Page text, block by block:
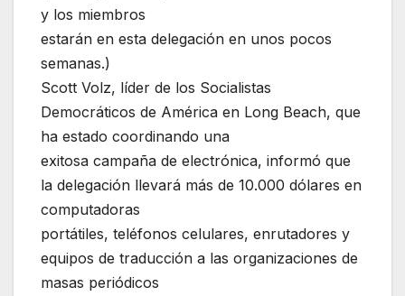
y los miembros
estarán en esta delegación en unos pocos
semanas.)
Scott Volz, líder de los Socialistas
Democráticos de América en Long Beach, que
ha estado coordinando una
exitosa campaña de electrónica, informó que
la delegación llevará más de 10.000 dólares en
computadoras
portátiles, teléfonos celulares, enrutadores y
equipos de traducción a las organizaciones de
masas periódicos